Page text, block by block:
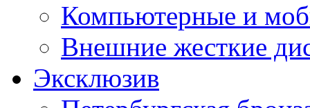
Компьютерные и
Внешние жесткие
Эксклюзив